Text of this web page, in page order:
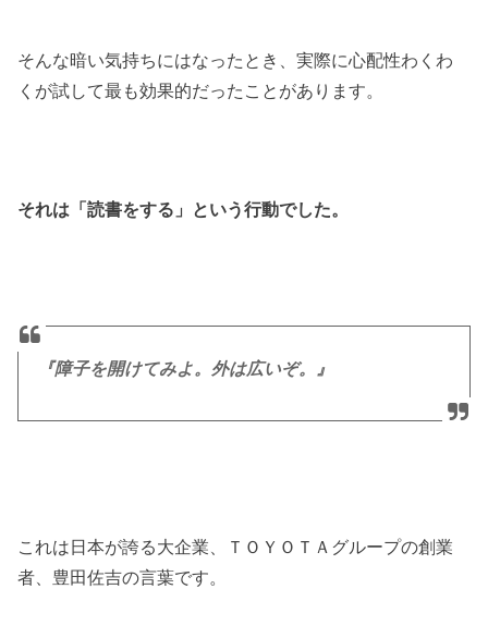
そんな暗い気持ちにはなったとき、実際に心配性わくわ
くが試して最も効果的だったことがあります。
それは「読書をする」という行動でした。
『障子を開けてみよ。外は広いぞ。』
これは日本が誇る大企業、ＴＯＹＯＴＡグループの創業
者、豊田佐吉の言葉です。